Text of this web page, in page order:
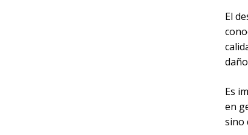
El
Es
en
sino